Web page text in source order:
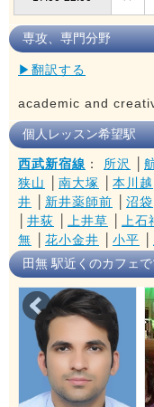
専攻、専門分野
▶翻訳する
academic and
個人レッスン希望駅
西武新宿線 ： 所沢
狭山
南大塚 本川越
井
新井薬師前 沼袋
井荻 上井草 上石
無
花小金井 小平
田無 駅近くのカフェ
Prev